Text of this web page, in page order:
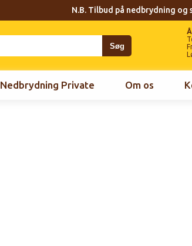
N.B. Tilbud på nedbrydning
Nedbrydning Private Om os